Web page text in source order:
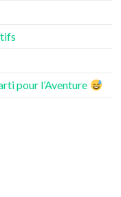
pour l’Aventure